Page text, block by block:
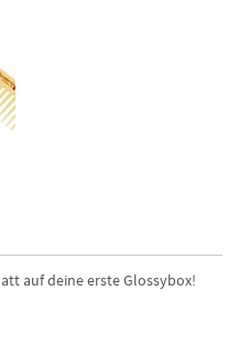
auf deine erste Glossybox!